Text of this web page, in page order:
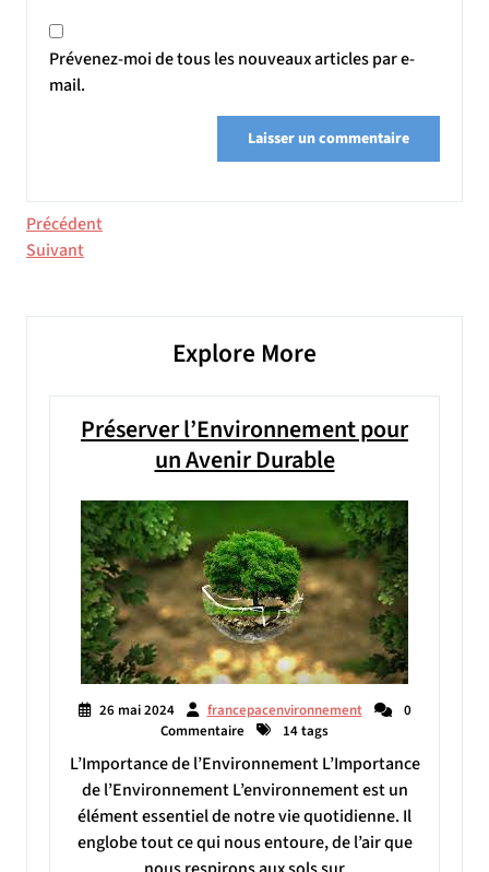
Prévenez-moi de tous les nouveaux articles par e-
mail.
Navigation
de
Article
précédent
Précédent
Article
Suivant
Explore More
Préserver l’Environnement pour
un Avenir Durable
26 mai 2024 francepacenvironnement
0
Commentaire
14 tags
L’Importance de l’Environnement L’Importance
de l’Environnement L’environnement est un
élément essentiel de notre vie quotidienne. Il
englobe tout ce qui nous entoure, de l’air que